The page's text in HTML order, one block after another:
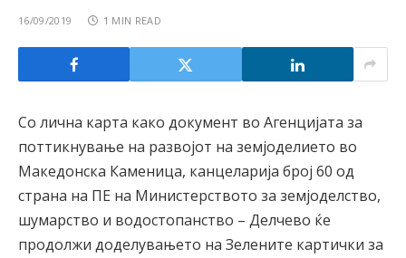
16/09/2019 1 MIN READ
Со лична карта како документ во Агенцијата за
поттикнување на развојот на земјоделието во
Македонска Каменица, канцеларија број 60 од
страна на ПЕ на Министерството за земјоделство,
шумарство и водостопанство – Делчево ќе
продолжи доделувањето на Зелените картички за